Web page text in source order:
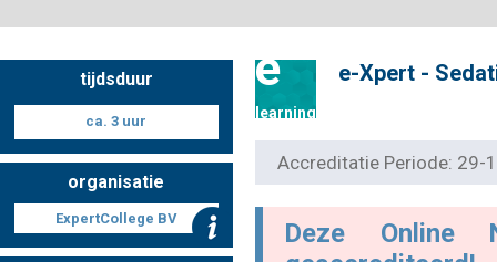
Nascholingen online (elearning)
tijdsduur
ca. 3 uur
organisatie
ExpertCollege BV
e
learning
e-Xpert -
Accreditatie Periode:
Deze Online